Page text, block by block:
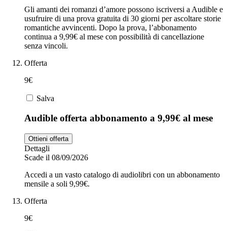
Gli amanti dei romanzi d’amore possono iscriversi a Audible e
usufruire di una prova gratuita di 30 giorni per ascoltare storie
romantiche avvincenti. Dopo la prova, l’abbonamento
continua a 9,99€ al mese con possibilità di cancellazione
senza vincoli.
Offerta
9€
Salva
Audible offerta abbonamento a 9,99€ al mese
Ottieni offerta
Dettagli
Scade il 08/09/2026
Accedi a un vasto catalogo di audiolibri con un abbonamento
mensile a soli 9,99€.
Offerta
9€